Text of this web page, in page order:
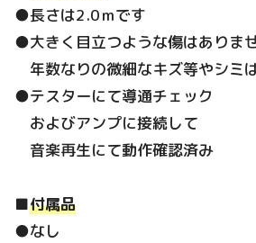
●長さは2.0ｍです
●大きく目立つような傷はありませ
年数なりの微細なキズ等やシミ
●テスターにて導通チェック
およびアンプに接続して
音楽再生にて動作確認済み
■付属品
●なし